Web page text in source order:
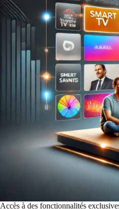
Accès à des fonctionnalités